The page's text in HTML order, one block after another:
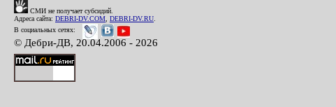
СМИ не получает субсидий.
Адреса сайта: DEBRI-DV.COM DEBRI-DV.RU
В социальных сетях:
© Дебри-ДВ, 20.04.2006 - 2026